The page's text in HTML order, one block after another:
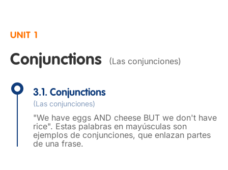
UNIT 1
Conjunctions (Las conjunciones)
3.1. Conjunctions
(Las conjunciones)
"We have eggs AND cheese BUT we don't have
rice". Estas palabras en mayúsculas son
ejemplos de conjunciones, que enlazan partes
de una frase.